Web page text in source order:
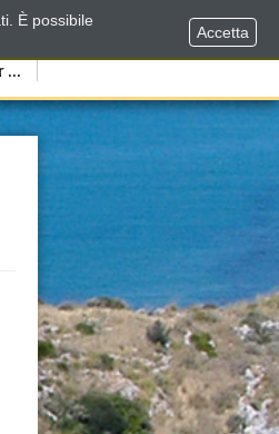
...
È possibile
Accetta